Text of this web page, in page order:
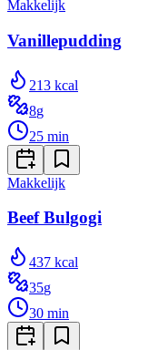
Makkelijk
Vanillepudding
213 kcal
8g
25 min
Makkelijk
Beef Bulgogi
437 kcal
35g
30 min